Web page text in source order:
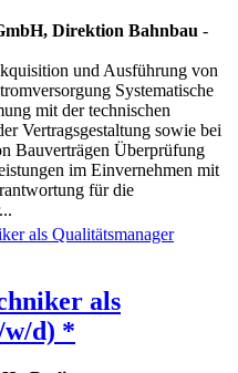
Direktion Bahnbau -
und Ausführung von
Systematische
mit der technischen
Vertragsgestaltung sowie bei
Bauverträgen Überprüfung
im Einvernehmen mit
für die
als
w/d) *